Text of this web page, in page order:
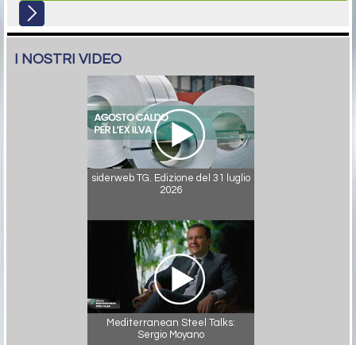
I NOSTRI VIDEO
siderweb TG. Edizione del 31 luglio
2026
Mediterranean Steel Talks:
Sergio Moyano